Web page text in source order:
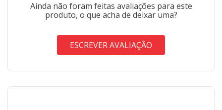
Ainda não foram feitas avaliações para este
produto, o que acha de deixar uma?
ESCREVER AVALIAÇÃO